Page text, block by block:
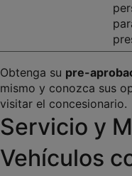
Obtenga su pre-
mismo y conozca sus
visitar el concesionario.
Servicio y
Vehículos